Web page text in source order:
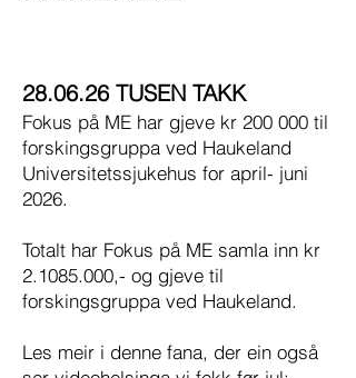
28.06.26 TUSEN TAKK
Fokus på ME har gjeve kr 200 000 til
forskingsgruppa ved Haukeland
Universitetssjukehus for april- juni
2026.
Totalt har Fokus på ME samla inn kr
2.1085.000,- og gjeve til
forskingsgruppa ved Haukeland.
Les meir i denne fana, der ein også